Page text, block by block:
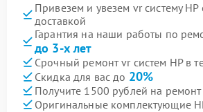
Привезем и увезем vr систему HP
доставкой
Гарантия на наши работы по
до 3-х лет
Срочный ремонт vr систем HP в
Скидка для вас до 20%
Получите 1500 рублей на ремонт
Оригинальные комплектующие